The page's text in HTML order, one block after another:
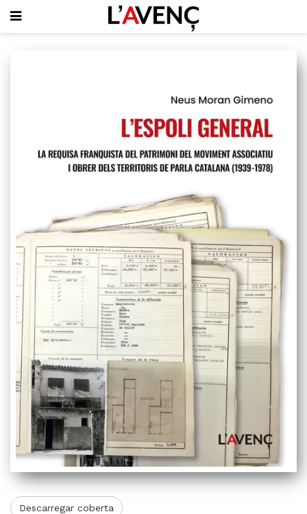
PLECS D'HISTÒRIA LOCAL
LLIBRES
PUBLICITAT
Focus
Entrevistes
Actualitat
El llibre de la setmana
Mirador
Videoteca
Termes legals
Descarregar coberta